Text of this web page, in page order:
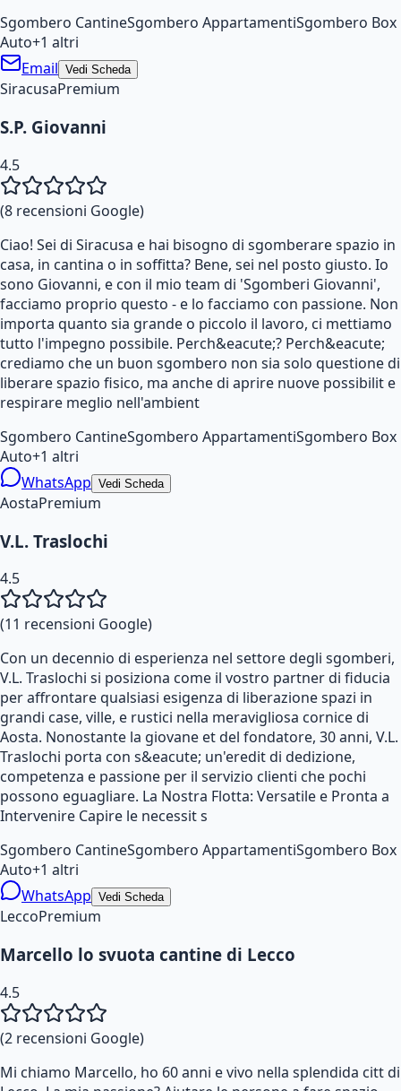
Sgombero CantineSgombero AppartamentiSgombero Box
Auto+1 altri
Email Vedi Scheda
SiracusaPremium
S.P. Giovanni
4.5
(8 recensioni Google)
Ciao! Sei di Siracusa e hai bisogno di sgomberare spazio in
casa, in cantina o in soffitta? Bene, sei nel posto giusto. Io
sono Giovanni, e con il mio team di 'Sgomberi Giovanni',
facciamo proprio questo - e lo facciamo con passione. Non
importa quanto sia grande o piccolo il lavoro, ci mettiamo
tutto l'impegno possibile. Perch&eacute;? Perch&eacute;
crediamo che un buon sgombero non sia solo questione di
liberare spazio fisico, ma anche di aprire nuove possibilit e
respirare meglio nell'ambient
Sgombero CantineSgombero AppartamentiSgombero Box
Auto+1 altri
WhatsApp Vedi Scheda
AostaPremium
V.L. Traslochi
4.5
(11 recensioni Google)
Con un decennio di esperienza nel settore degli sgomberi,
V.L. Traslochi si posiziona come il vostro partner di fiducia
per affrontare qualsiasi esigenza di liberazione spazi in
grandi case, ville, e rustici nella meravigliosa cornice di
Aosta. Nonostante la giovane et del fondatore, 30 anni, V.L.
Traslochi porta con s&eacute; un'eredit di dedizione,
competenza e passione per il servizio clienti che pochi
possono eguagliare. La Nostra Flotta: Versatile e Pronta a
Intervenire Capire le necessit s
Sgombero CantineSgombero AppartamentiSgombero Box
Auto+1 altri
WhatsApp Vedi Scheda
LeccoPremium
Marcello lo svuota cantine di Lecco
4.5
(2 recensioni Google)
Mi chiamo Marcello, ho 60 anni e vivo nella splendida citt di